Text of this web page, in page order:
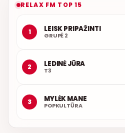
RELAX FM TOP 15
1 LEISK PRIPAŽINTI
GRUPĖ 2
2 LEDINĖ JŪRA
T3
3 MYLĖK MANE
POPKULTŪRA